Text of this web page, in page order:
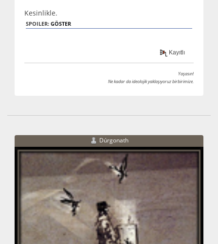
Kesinlikle.
SPOILER: GÖSTER
Kayıtlı
Yaşasın!
Ne kadar da ideolojik yaklaşıyoruz birbirimize.
Dúrgonath